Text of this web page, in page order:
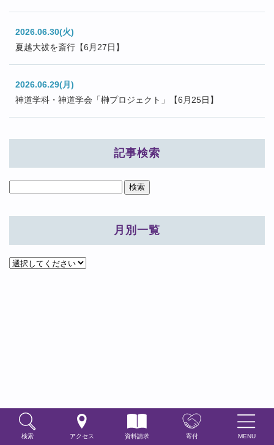
2026.06.30(火)
夏越大祓を斎行【6月27日】
2026.06.29(月)
神道学科・神道学会「榊プロジェクト」【6月25日】
記事検索
月別一覧
検索 アクセス 資料請求 寄付 MENU